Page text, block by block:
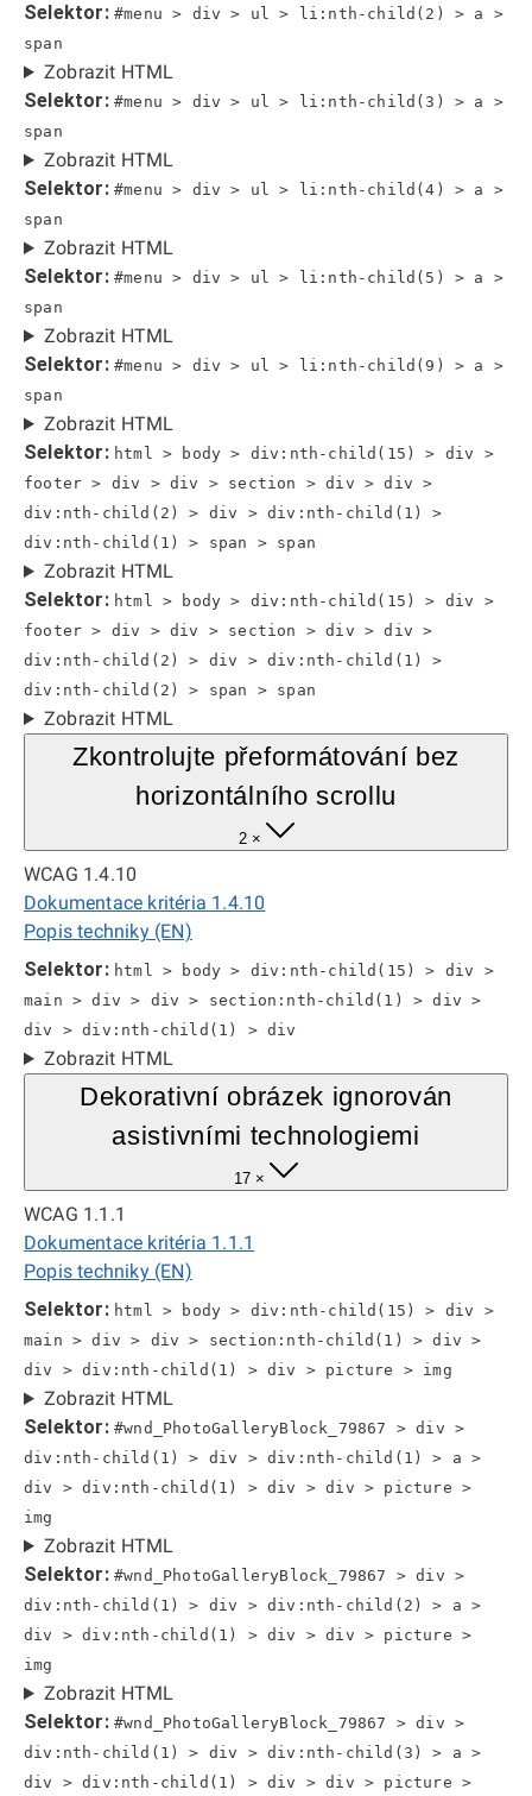
Selektor: #menu > div > ul > li:nth-child(2) > a >
span
Zobrazit HTML
Selektor: #menu > div > ul > li:nth-child(3) > a >
span
Zobrazit HTML
Selektor: #menu > div > ul > li:nth-child(4) > a >
span
Zobrazit HTML
Selektor: #menu > div > ul > li:nth-child(5) > a >
span
Zobrazit HTML
Selektor: #menu > div > ul > li:nth-child(9) > a >
span
Zobrazit HTML
Selektor: html > body > div:nth-child(15) > div >
footer > div > div > section > div > div >
div:nth-child(2) > div > div:nth-child(1) >
div:nth-child(1) > span > span
Zobrazit HTML
Selektor: html > body > div:nth-child(15) > div >
footer > div > div > section > div > div >
div:nth-child(2) > div > div:nth-child(1) >
div:nth-child(2) > span > span
Zobrazit HTML
Zkontrolujte přeformátování bez
horizontálního scrollu
2 ×
WCAG 1.4.10
Dokumentace kritéria 1.4.10
Popis techniky (EN)
Selektor: html > body > div:nth-child(15) > div >
main > div > div > section:nth-child(1) > div >
div > div:nth-child(1) > div
Zobrazit HTML
Dekorativní obrázek ignorován
asistivními technologiemi
17 ×
WCAG 1.1.1
Dokumentace kritéria 1.1.1
Popis techniky (EN)
Selektor: html > body > div:nth-child(15) > div >
main > div > div > section:nth-child(1) > div >
div > div:nth-child(1) > div > picture > img
Zobrazit HTML
Selektor: #wnd_PhotoGalleryBlock_79867 > div >
div:nth-child(1) > div > div:nth-child(1) > a >
div > div:nth-child(1) > div > div > picture >
img
Zobrazit HTML
Selektor: #wnd_PhotoGalleryBlock_79867 > div >
div:nth-child(1) > div > div:nth-child(2) > a >
div > div:nth-child(1) > div > div > picture >
img
Zobrazit HTML
Selektor: #wnd_PhotoGalleryBlock_79867 > div >
div:nth-child(1) > div > div:nth-child(3) > a >
div > div:nth-child(1) > div > div > picture >